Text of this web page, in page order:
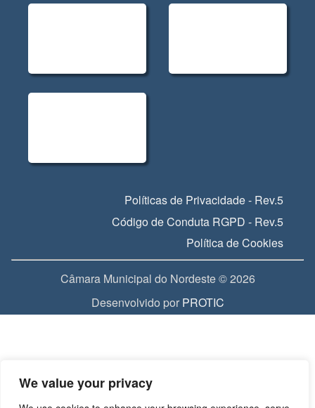
We value your privacy
Políticas de Privacidade - Rev.5
Código de Conduta RGPD - Rev.5
Política de Cookies
Câmara Municipal do Nordeste © 2026
Desenvolvido por PROTIC